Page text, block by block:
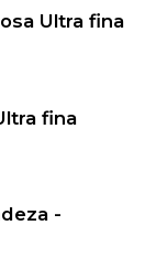
Ultra fina
fina
-